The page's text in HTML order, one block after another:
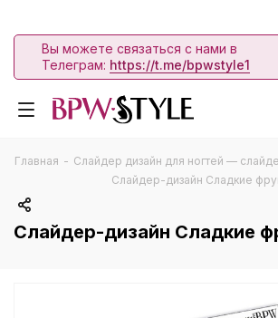
Вы можете связаться с нами в
Телеграм: https://t.me/bpwstyle1
Главная - Слайдер дизайн для ногтей —
Слайдер-дизайн Сладкие
Слайдер-дизайн Сладкие